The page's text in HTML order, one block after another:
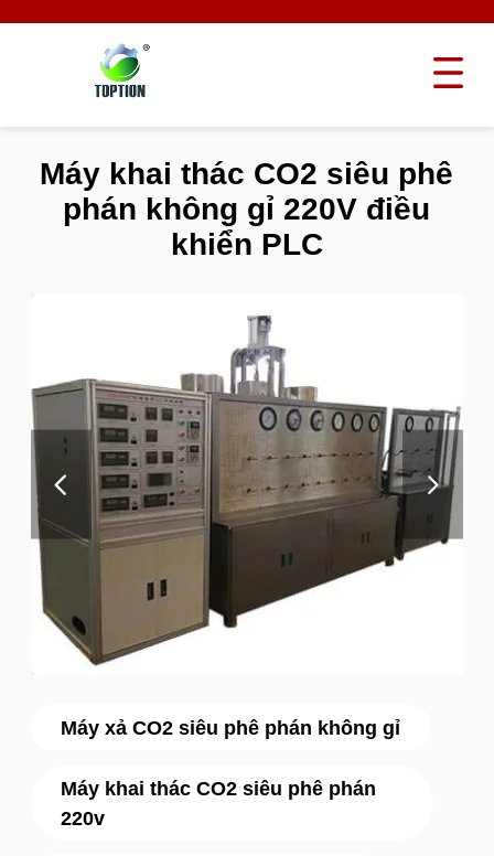
Máy xả CO2 siêu phê phán không gỉ
Máy khai thác CO2 siêu phê phán
220v
Máy khai thác CO2 siêu phê
phán không gỉ 220V điều
khiển PLC